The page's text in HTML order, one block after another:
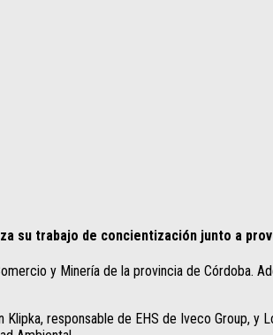
su trabajo de concientización junto a
y Minería de la provincia de Córdoba.
responsable de EHS de Iveco Group,